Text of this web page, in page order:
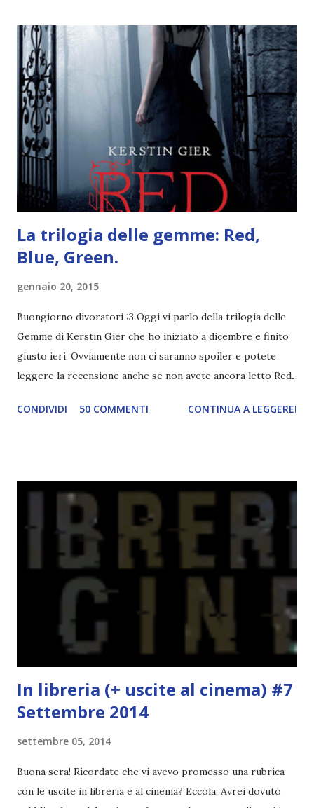
grande (Devil's Night 1#) Autrice : Penelope Douglas
Pagine: 448 Editore: Newton Compton Editori
Pubblicazione: 10 Gennaio 2023 Traduttore: Laura Lancini
Trama: “Si chiama Michael Crist. È il fratello maggiore del
mio ragazzo ed è come quei film dell'orrore che guardi
coprendoti gli occhi. È bellissimo, forte, e assolutamente
terrificante. Non mi vede neppure. Ma io l'ho notato. L'ho
visto, l'ho sentito. Le cose che ha fatto, i misfatti ch...
La trilogia delle gemme: Red,
Blue, Green.
gennaio 20, 2015
Buongiorno divoratori :3 Oggi vi parlo della trilogia delle
Gemme di Kerstin Gier che ho iniziato a dicembre e finito
giusto ieri. Ovviamente non ci saranno spoiler e potete
leggere la recensione anche se non avete ancora letto Red.
Green sono state delle letture molto piacevoli ma non
potete capire le mie aspettative! Innanzitutto, se la Gier o
probabilmente lo avrei apprezzato molto di più. Red è
molto introduttivo, nel senso che in trecento pagine non
succede un bel niente. E non ha nemmeno un finale ._.
finisce esattamente nel bel mezzo della storia (anzi, quale
"mezzo" della storia? Questa storia ha praticamente solo
CONDIVIDI 50 COMMENTI CONTINUA A LEGGERE!
In libreria (+ uscite al cinema) #7
Settembre 2014
settembre 05, 2014
Buona sera! Ricordate che vi avevo promesso una rubrica
con le uscite in libreria e al cinema? Eccola. Avrei dovuto